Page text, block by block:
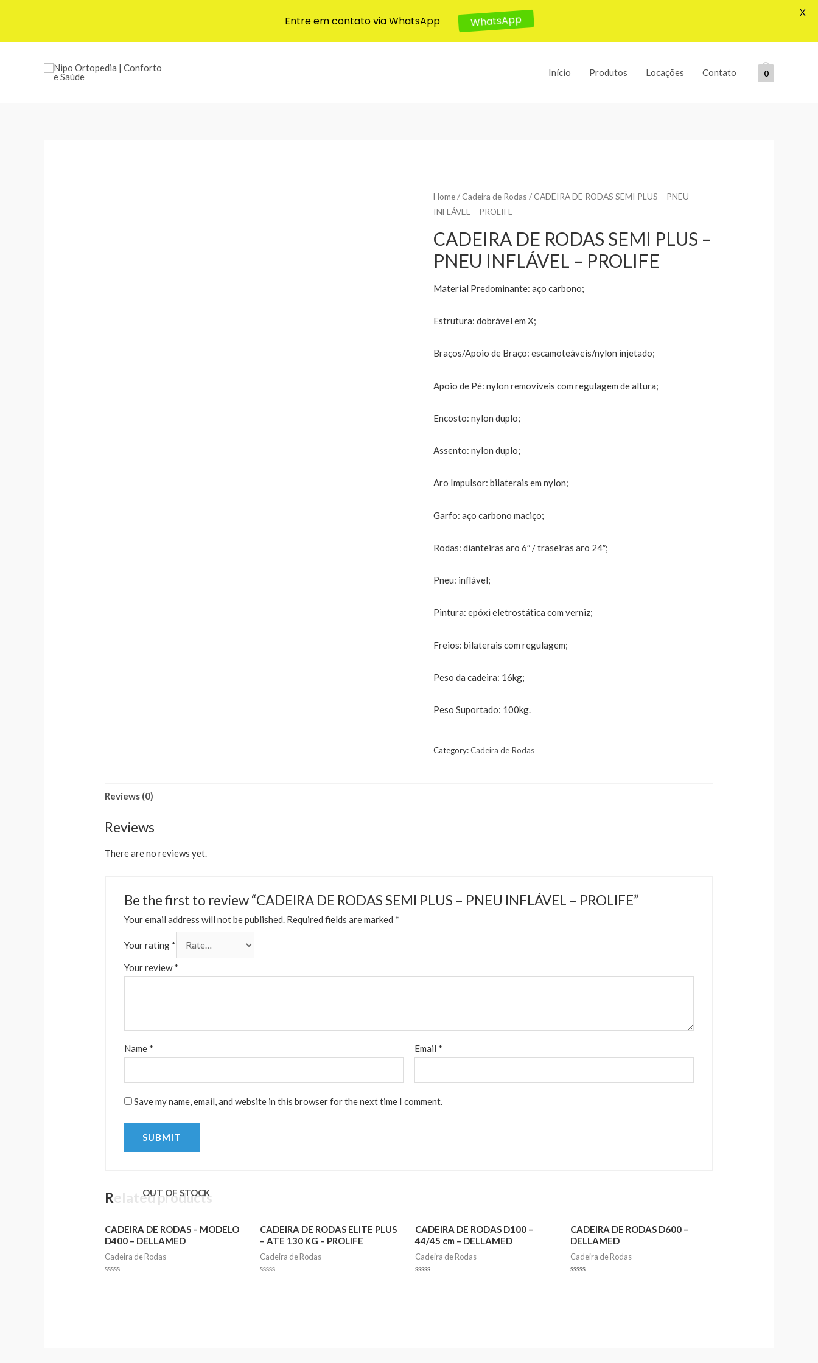
Início Produtos Locações Contato 0
Home/Cadeira de Rodas / CADEIRA DE RODAS SEMI PLUS – PNEU
INFLÁVEL – PROLIFE
CADEIRA DE RODAS SEMI PLUS –
PNEU INFLÁVEL – PROLIFE
Material Predominante: aço carbono;
Estrutura: dobrável em X;
Braços/Apoio de Braço: escamoteáveis/nylon injetado;
Apoio de Pé: nylon removíveis com regulagem de altura;
Encosto: nylon duplo;
Assento: nylon duplo;
Aro Impulsor: bilaterais em nylon;
Garfo: aço carbono maciço;
Rodas: dianteiras aro 6″ / traseiras aro 24″;
Pneu: inflável;
Pintura: epóxi eletrostática com verniz;
Freios: bilaterais com regulagem;
Peso da cadeira: 16kg;
Peso Suportado: 100kg.
Category:Cadeira de Rodas
Reviews (0)
Reviews
There are no reviews yet.
Be the first to review “CADEIRA DE RODAS SEMI PLUS – PNEU INFLÁVEL – PROLIFE”
Your email address will not be published. Required fields are marked *
Your rating *
Your review*
Name * Email *
Save my name, email, and website in this browser for the next time I comment.
Related products
OUT OF STOCK
CADEIRA DE RODAS – MODELO
D400 – DELLAMED
Cadeira de Rodas
CADEIRA DE RODAS ELITE PLUS
– ATE 130 KG – PROLIFE
Cadeira de Rodas
CADEIRA DE RODAS D100 –
44/45 cm – DELLAMED
Cadeira de Rodas
CADEIRA DE RODAS D600 –
DELLAMED
Cadeira de Rodas
Entre em contato via WhatsApp WhatsApp
X